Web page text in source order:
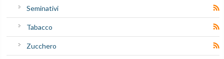
Seminativi
Tabacco
Zucchero